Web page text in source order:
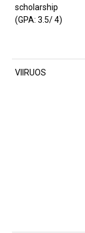
scholarship
(GPA: 3.5/ 4)
VlIRUOS